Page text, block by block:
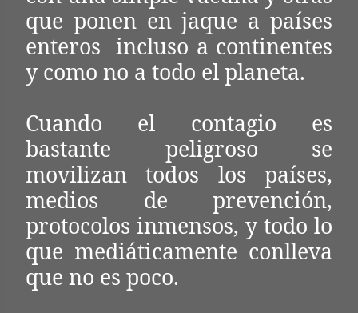
que ponen en jaque a países
enteros incluso a continentes
y como no a todo el planeta.
Cuando el contagio es
bastante peligroso se
movilizan todos los países,
medios de prevención,
protocolos inmensos, y todo lo
que mediáticamente conlleva
que no es poco.